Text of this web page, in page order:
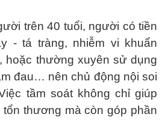
trên 40 tuổi, người có tiền
- tá tràng, nhiễm vi khuẩn
hoặc thường xuyên sử dụng
đau… nên chủ động nội soi
tầm soát không chỉ giúp
thương mà còn góp phần